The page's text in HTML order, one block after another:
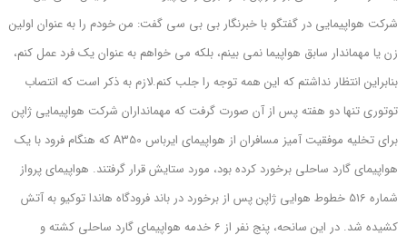
شرکت هواپیمایی در گفتگو با خبرنگار بی بی سی گفت: من خودم را به عنوان اولین
زن یا مهماندار سابق هواپیما نمی بینم، بلکه می خواهم به عنوان یک فرد عمل کنم،
بنابراین انتظار نداشتم که این همه توجه را جلب کنم.لازم به ذکر است که انتصاب
توتوری تنها دو هفته پس از آن صورت گرفت که مهمانداران شرکت هواپیمایی ژاپن
برای تخلیه موفقیت آمیز مسافران از هواپیمای ایرباس A350 که هنگام فرود با یک
هواپیمای گارد ساحلی برخورد کرده بود، مورد ستایش قرار گرفتند. هواپیمای پرواز
شماره 516 خطوط هوایی ژاپن پس از برخورد در باند فرودگاه هاندا توکیو به آتش
کشیده شد.
در این سانحه، پنج نفر از 6 خدمه هواپیمای گارد ساحلی کشته و